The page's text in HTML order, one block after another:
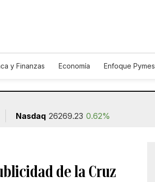
y Finanzas Economía Enfoque Pymes
Nasdaq 26269.23 0.62%
de la Cruz